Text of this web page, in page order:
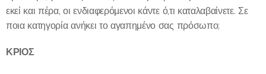
εκεί και πέρα, οι ενδιαφερόμενοι κάντε ό,τι καταλαβαίνετε. Σε
ποια κατηγορία ανήκει το αγαπημένο σας πρόσωπο;
ΚΡΙΟΣ